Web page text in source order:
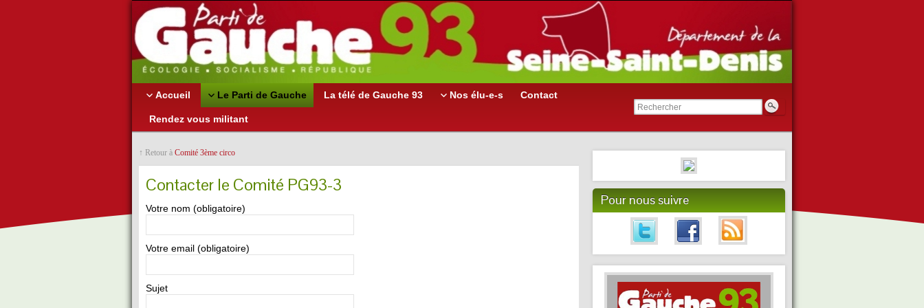
Accueil Le Parti de Gauche La télé de Gauche 93 Nos élu-e-s Contact
Rendez vous militant
↑ Retour à Comité 3ème circo
Contacter le Comité PG93-3
Votre nom (obligatoire)
Votre email (obligatoire)
Sujet
Pour nous suivre